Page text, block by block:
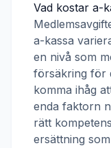
Vad kostar a-
a-kassa
en nivå som
försäkring för
komma ihåg
enda faktorn
rätt
ersättning som